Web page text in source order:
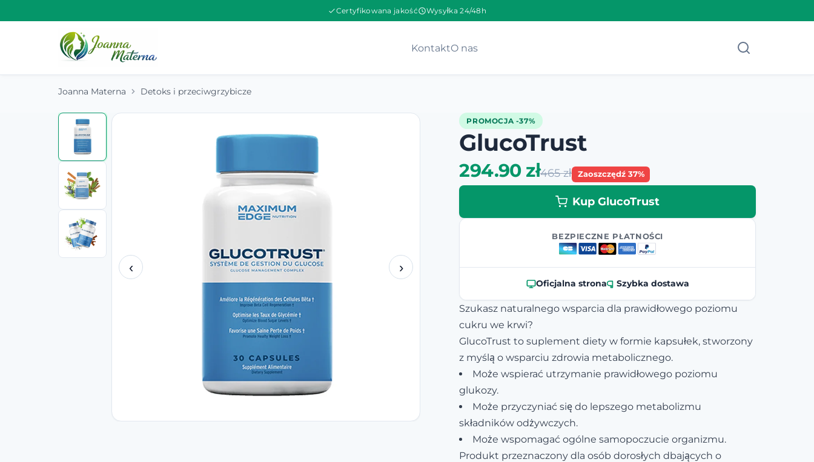
Certyfikowana jakość Wysyłka 24/48h
KontaktO nas
Joanna Materna Detoks i przeciwgrzybicze
‹ ›
PROMOCJA -37%
GlucoTrust
294.90 zł465 zł Zaoszczędź 37%
Kup GlucoTrust
BEZPIECZNE PŁATNOŚCI
Oficjalna strona Szybka dostawa
Szukasz naturalnego wsparcia dla prawidłowego poziomu
cukru we krwi?
GlucoTrust to suplement diety w formie kapsułek, stworzony
z myślą o wsparciu zdrowia metabolicznego.
Może wspierać utrzymanie prawidłowego poziomu
glukozy.
Może przyczyniać się do lepszego metabolizmu
składników odżywczych.
Może wspomagać ogólne samopoczucie organizmu.
Produkt przeznaczony dla osób dorosłych dbających o